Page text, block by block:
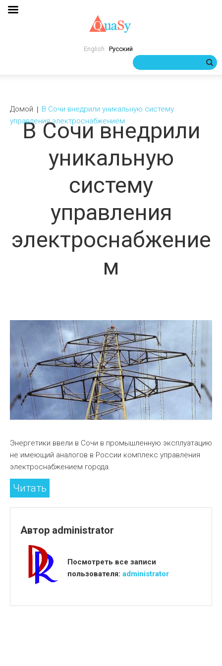
English Русский
В Сочи внедрили
уникальную
систему
управления
электроснабжение
м
Домой
В Сочи внедрили уникальную систему
управления электроснабжением
Энергетики ввели в Сочи в промышленную эксплуатацию
не имеющий аналогов в России комплекс управления
электроснабжением города.
Читать
Автор administrator
Посмотреть все записи
пользователя: administrator